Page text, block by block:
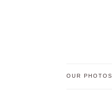
OUR PHOTOS